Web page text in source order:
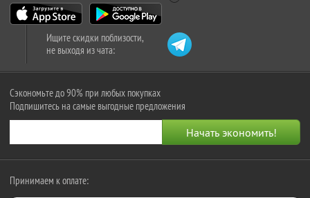
Ищите скидки поблизости,
не выходя из чата:
Сэкономьте до 90% при любых покупках
Подпишитесь на самые выгодные предложения
Принимаем к оплате: